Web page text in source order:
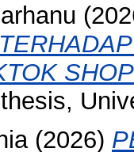
(2026)